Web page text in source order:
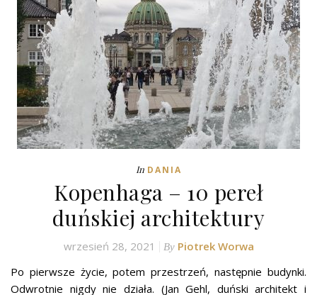
In DANIA
Kopenhaga – 10 pereł
duńskiej architektury
wrzesień 28, 2021 By Piotrek Worwa
Po pierwsze życie, potem przestrzeń, następnie budynki.
Odwrotnie nigdy nie działa. (Jan Gehl, duński architekt i